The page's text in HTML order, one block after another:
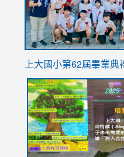
上大國小第62屆畢業典
link
to
https://
usp=sharing
link
to
https://